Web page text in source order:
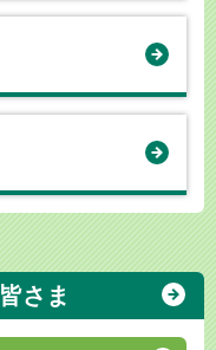
さま